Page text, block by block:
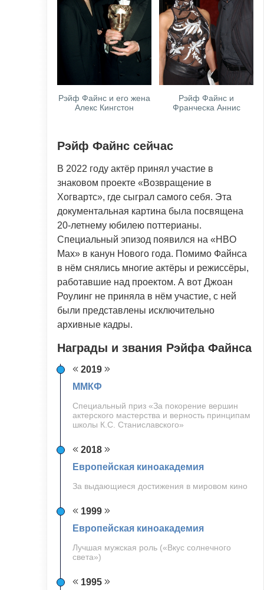
Рэйф Файнс и его жена
Алекс Кингстон
Рэйф Файнс и
Франческа Аннис
Рэйф Файнс сейчас
В 2022 году актёр принял участие в
знаковом проекте «Возвращение в
Хогвартс», где сыграл самого себя. Эта
документальная картина была посвящена
20-летнему юбилею поттерианы.
Специальный эпизод появился на «HBO
Max» в канун Нового года. Помимо Файнса
в нём снялись многие актёры и режиссёры,
работавшие над проектом. А вот Джоан
Роулинг не приняла в нём участие, с ней
были представлены исключительно
архивные кадры.
Награды и звания Рэйфа Файнса
2019
ММКФ
Специальный приз «За покорение вершин
актерского мастерства и верность принципам
школы К.С. Станиславского»
2018
Европейская киноакадемия
За выдающиеся достижения в мировом кино
1999
Европейская киноакадемия
Лучшая мужская роль («Вкус солнечного
света»)
1995